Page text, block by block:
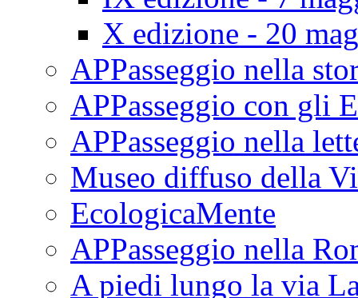
X edizione - 20
APPasseggio nella
APPasseggio con gli
APPasseggio nella
Museo diffuso della
EcologicaMente
APPasseggio nella
A piedi lungo la via